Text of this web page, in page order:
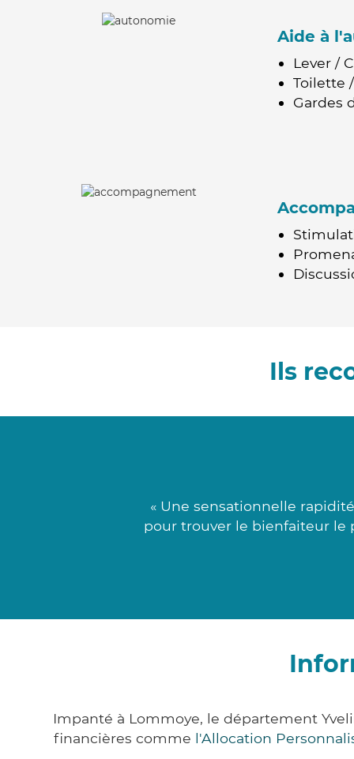
Aide à
Lever /
Toilette
Gardes
Ils
« Une sensationnelle
pour trouver le bienfaiteur le
Impanté à Lommoye, le département
financières comme l'Allocation